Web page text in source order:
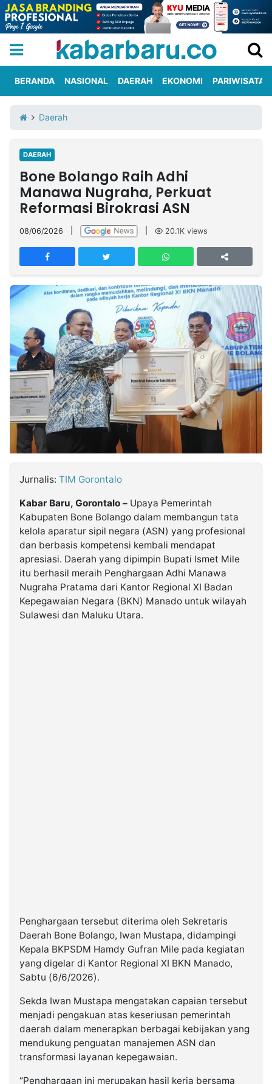
Iklan
Berita
Kami
Nasional
International
Olahraga
Entertainment
Daerah
Pariwisata
Kuliner
Kolom
Network
PT
TREETAN
INDONESIA
Partner
Insight
NTB
Suara
Time
Lens
IDN
Daily
Jogja
Jalan
Rakyat
Idealita
News
Kita
Notice
Dinamikapost.com
Radar
Baru
Seedbacklink
Follow
Kabarbaru
Kabarbaru.co
2026
BERANDA NASIONAL DAERAH EKONOMI PARIWISATA
Daerah
DAERAH
Bone Bolango Raih Adhi
Manawa Nugraha, Perkuat
Reformasi Birokrasi ASN
08/06/2026 20.1K views
Jurnalis: TIM Gorontalo
Kabar Baru, Gorontalo – Upaya Pemerintah
Kabupaten Bone Bolango dalam membangun tata
kelola aparatur sipil negara (ASN) yang profesional
dan berbasis kompetensi kembali mendapat
apresiasi. Daerah yang dipimpin Bupati Ismet Mile
itu berhasil meraih Penghargaan Adhi Manawa
Nugraha Pratama dari Kantor Regional XI Badan
Kepegawaian Negara (BKN) Manado untuk wilayah
Sulawesi dan Maluku Utara.
Penghargaan tersebut diterima oleh Sekretaris
Daerah Bone Bolango, Iwan Mustapa, didampingi
Kepala BKPSDM Hamdy Gufran Mile pada kegiatan
yang digelar di Kantor Regional XI BKN Manado,
Sabtu (6/6/2026).
Sekda Iwan Mustapa mengatakan capaian tersebut
menjadi pengakuan atas keseriusan pemerintah
daerah dalam menerapkan berbagai kebijakan yang
mendukung penguatan manajemen ASN dan
transformasi layanan kepegawaian.
“Penghargaan ini merupakan hasil kerja bersama